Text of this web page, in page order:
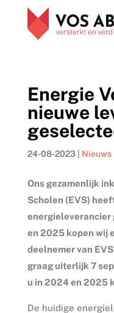
Energie
nieuwe
24-08-2023| Nieuws
Ons gezamenlijk
Scholen (EVS)
energieleverancier
en 2025 kopen wij
deelnemer van
graag uiterlijk 7
u in 2024 en 2025
De huidige